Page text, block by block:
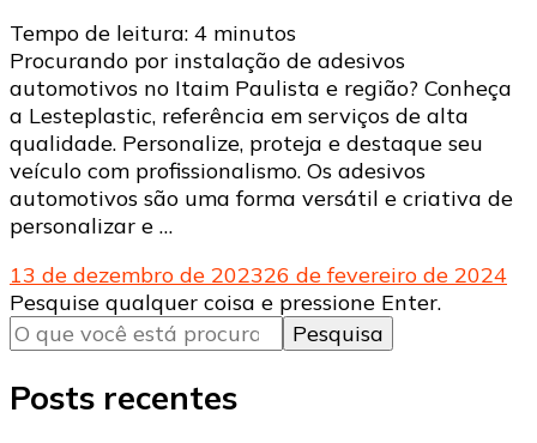
Tempo de leitura: 4 minutos
Procurando por instalação de adesivos
automotivos no Itaim Paulista e região? Conheça
a Lesteplastic, referência em serviços de alta
qualidade. Personalize, proteja e destaque seu
veículo com profissionalismo. Os adesivos
automotivos são uma forma versátil e criativa de
personalizar e …
13 de dezembro de 202326 de fevereiro de 2024
Procurando
algo?
Pesquise qualquer coisa e pressione Enter.
Posts recentes